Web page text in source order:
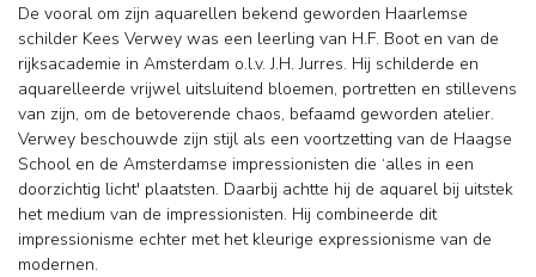
De vooral om zijn aquarellen bekend geworden Haarlemse
schilder Kees Verwey was een leerling van H.F. Boot en van de
rijksacademie in Amsterdam o.l.v. J.H. Jurres. Hij schilderde en
aquarelleerde vrijwel uitsluitend bloemen, portretten en stillevens
van zijn, om de betoverende chaos, befaamd geworden atelier.
Verwey beschouwde zijn stijl als een voortzetting van de Haagse
School en de Amsterdamse impressionisten die ‘alles in een
doorzichtig licht' plaatsten. Daarbij achtte hij de aquarel bij uitstek
het medium van de impressionisten. Hij combineerde dit
impressionisme echter met het kleurige expressionisme van de
modernen.